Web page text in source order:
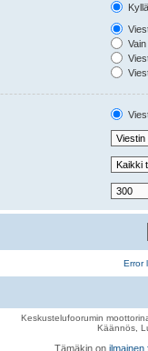
Error
Keskustelufoorumin
Käännös,
Tämäkin on ilmainen